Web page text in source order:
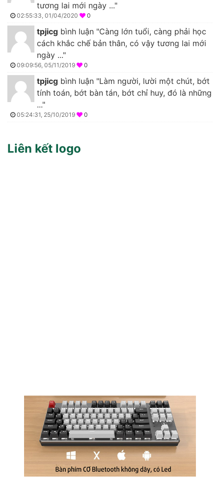
tương lai mới ngày ..."
02:55:33, 01/04/2020 0
tpjicg bình luận "Càng lớn tuổi, càng phải học
cách khắc chế bản thân, có vậy tương lai mới
ngày ..."
09:09:56, 05/11/2019 0
tpjicg bình luận "Làm người, lười một chút, bớt
tính toán, bớt bàn tán, bớt chỉ huy, đó là những
..."
05:24:31, 25/10/2019 0
Liên kết logo